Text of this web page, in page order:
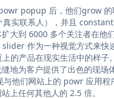
popup 后，他们grow 的
真实联系人），并且
大到 6000 多个关注者在他
作为一种视觉方式来快
的产品在现实生活中的样子
地为客户提供了出色的现场
他们网站上的 powr 应用程
上任何其他人的 2.5 倍。